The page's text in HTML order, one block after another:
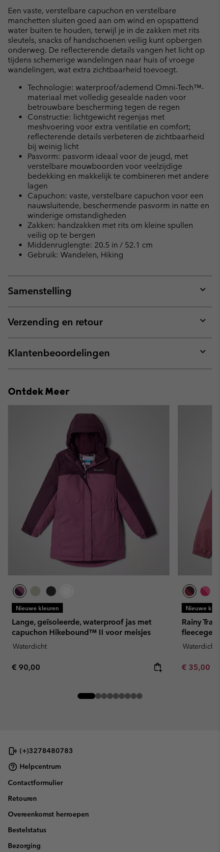
Een vaste, verstelbare capuchon en verstelbare
manchetten sluiten goed aan om wind en opspattend
water buiten te houden, terwijl je in de zakken met rits
sleutels, snacks of handschoenen veilig kunt opbergen
onderweg. De reflecterende details vangen het licht op
tijdens schemerige wandelingen naar huis of vroege
wandelingen, wat extra zichtbaarheid toevoegt.
Technologie: waterproof/ademend Omni-Tech™-
materiaal met volledig gesealde naden voor
betrouwbare bescherming tegen de regen
Constructie: lichtgewicht regenjas met
meshvoering voor extra ventilatie en comfort;
reflecterende details verbeteren de zichtbaarheid
bij weinig licht
Pasvorm: pasvorm ideaal voor de jeugd, met
verstelbare mouwboorden voor veelzijdige
bedekking en makkelijk te combineren met andere
lagen
Capuchon: vaste, verstelbare capuchon voor een
nauwsluitende, beschermende pasvorm in natte en
winderige omstandigheden
Zakken: handzakken met rits om kleine spullen
veilig op te bergen
Middenruglengte: 20.5 in / 52.1 cm
Gebruik: Wandelen, Hiking
Samenstelling
or
Verzending en retour
or
Klantenbeoordelingen
or
Ontdek Meer
Nieuwe kleuren
Lange, geïsoleerde, waterproof jas met
capuchon Hikebound™ II voor meisjes
Waterdicht
Regular price:
€ 90,00
Nieuwe
Rainy
Waterdicht
Minimum
€ 35,00
(+)3278480783
Helpcentrum
Contactformulier
Retouren
Overeenkomst herroepen
Bestelstatus
Bezorging